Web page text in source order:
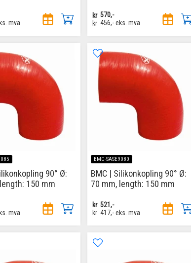
mva
kr 570,-
kr 456,-eks. mva
90° Ø:
150 mm
mva
BMC-SASE9080
BMC | Silikonkopling 90° Ø:
70 mm, length: 150 mm
kr 521,-
kr 417,-eks. mva